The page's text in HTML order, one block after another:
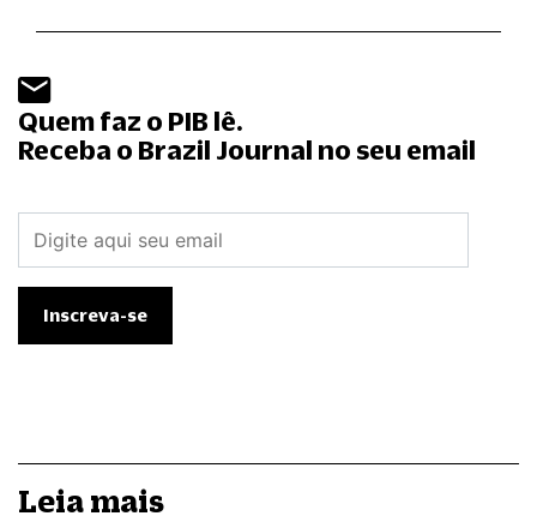
Quem faz o PIB lê.
Receba o Brazil Journal no seu email
Leia mais